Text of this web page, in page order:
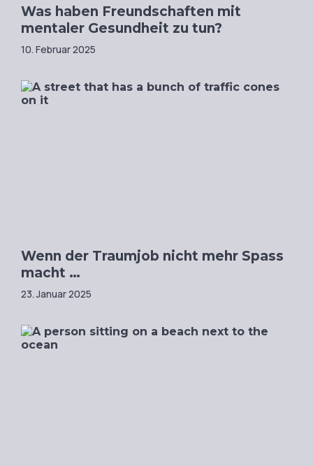
Was haben Freundschaften mit
mentaler Gesundheit zu tun?
10. Februar 2025
Wenn der Traumjob nicht mehr Spass
macht …
23. Januar 2025